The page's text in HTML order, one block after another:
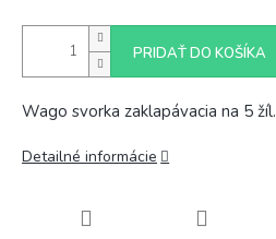
PRIDAŤ DO KOŠÍKA
Wago svorka zaklapávacia na 5 žíl.
Detailné informácie